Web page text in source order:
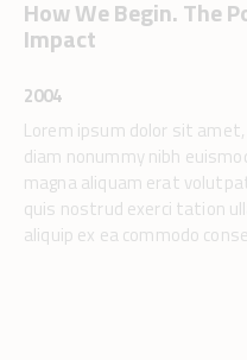
How We Begin. The
Impact
2004
Lorem ipsum dolor sit
diam nonummy nibh
magna aliquam erat
quis nostrud exerci tation
aliquip ex ea commodo